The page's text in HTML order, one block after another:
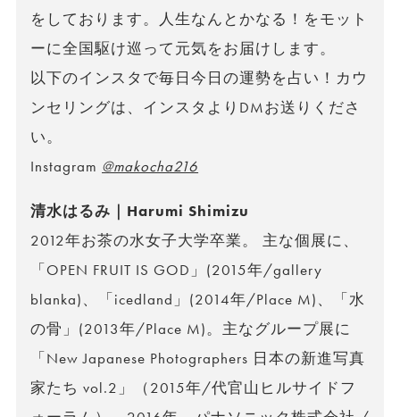
をしております。人生なんとかなる！をモット
ーに全国駆け巡って元気をお届けします。
以下のインスタで毎日今日の運勢を占い！カウ
ンセリングは、インスタよりDMお送りくださ
い。
Instagram @makocha216
清水はるみ｜Harumi Shimizu
2012年お茶の水女子大学卒業。 主な個展に、
「OPEN FRUIT IS GOD」(2015年/gallery
blanka)、「icedland」(2014年/Place M)、「水
の骨」(2013年/Place M)。主なグループ展に
「New Japanese Photographers 日本の新進写真
家たち vol.2」（2015年/代官山ヒルサイドフ